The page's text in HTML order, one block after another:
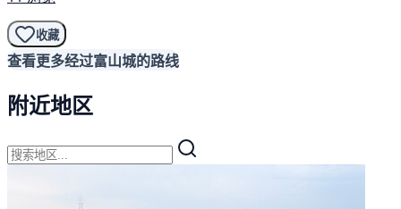
收藏
查看更多经过富山城的路线
附近地区